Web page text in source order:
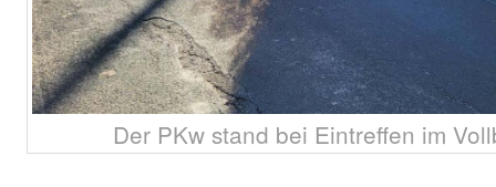
Der PKw stand bei Eintreffen im